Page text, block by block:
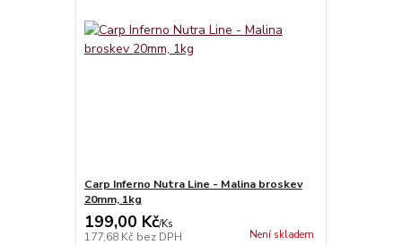
Carp Inferno Nutra Line - Malina broskev
20mm, 1kg
199,00 Kč/Ks
177,68 Kč bez DPH Není skladem